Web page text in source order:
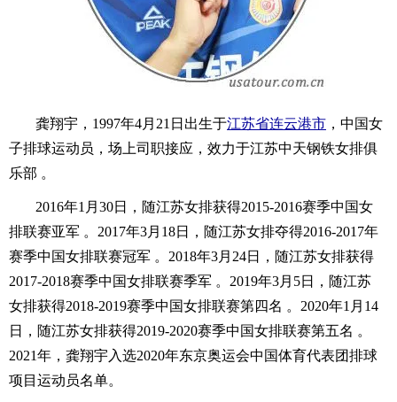
龚翔宇，1997年4月21日出生于江苏省连云港市 ，中国女
子排球运动员，场上司职接应，效力于江苏中天钢铁女排俱
乐部 。
2016年1月30日，随江苏女排获得2015-2016赛季中国女
排联赛亚军 。2017年3月18日，随江苏女排夺得2016-2017年
赛季中国女排联赛冠军 。2018年3月24日，随江苏女排获得
2017-2018赛季中国女排联赛季军 。2019年3月5日，随江苏
女排获得2018-2019赛季中国女排联赛第四名 。2020年1月14
日，随江苏女排获得2019-2020赛季中国女排联赛第五名 。
2021年，龚翔宇入选2020年东京奥运会中国体育代表团排球
项目运动员名单。